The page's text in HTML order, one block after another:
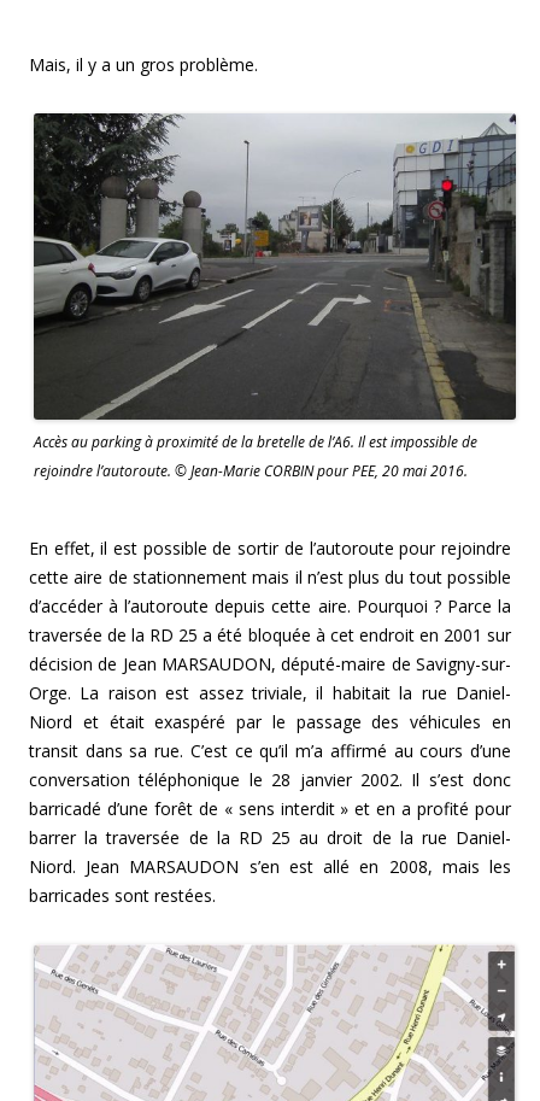
Mais, il y a un gros problème.
Accès au parking à proximité de la bretelle de l’A6. Il est impossible de
rejoindre l’autoroute. © Jean-Marie CORBIN pour PEE, 20 mai 2016.
En effet, il est possible de sortir de l’autoroute pour rejoindre
cette aire de stationnement mais il n’est plus du tout possible
d’accéder à l’autoroute depuis cette aire. Pourquoi ? Parce la
traversée de la RD 25 a été bloquée à cet endroit en 2001 sur
décision de Jean MARSAUDON, député-maire de Savigny-sur-
Orge. La raison est assez triviale, il habitait la rue Daniel-
Niord et était exaspéré par le passage des véhicules en
transit dans sa rue. C’est ce qu’il m’a affirmé au cours d’une
conversation téléphonique le 28 janvier 2002. Il s’est donc
barricadé d’une forêt de « sens interdit » et en a profité pour
barrer la traversée de la RD 25 au droit de la rue Daniel-
Niord. Jean MARSAUDON s’en est allé en 2008, mais les
barricades sont restées.